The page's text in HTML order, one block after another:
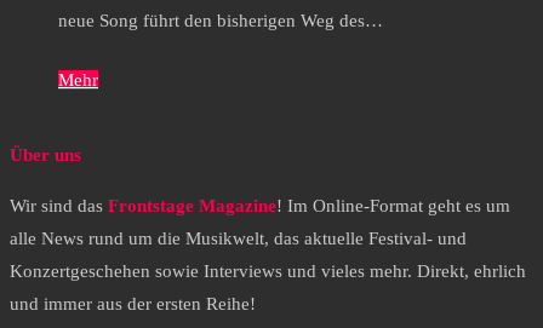
neue Song führt den bisherigen Weg des…
Mehr
Über uns
Wir sind das Frontstage Magazine! Im Online-Format geht es um
alle News rund um die Musikwelt, das aktuelle Festival- und
Konzertgeschehen sowie Interviews und vieles mehr. Direkt, ehrlich
und immer aus der ersten Reihe!